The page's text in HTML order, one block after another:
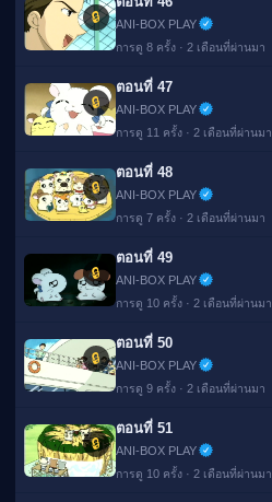
🔒
ANI-BOX PLAY
การดู 8 ครั้ง · 2 เดือนที่ผ่านมา
🔒
ตอนที่ 47
ANI-BOX PLAY
การดู 11 ครั้ง · 2 เดือนที่ผ่านมา
🔒
ตอนที่ 48
ANI-BOX PLAY
การดู 7 ครั้ง · 2 เดือนที่ผ่านมา
🔒
ตอนที่ 49
ANI-BOX PLAY
การดู 10 ครั้ง · 2 เดือนที่ผ่านมา
🔒
ตอนที่ 50
ANI-BOX PLAY
การดู 9 ครั้ง · 2 เดือนที่ผ่านมา
🔒
ตอนที่ 51
ANI-BOX PLAY
การดู 10 ครั้ง · 2 เดือนที่ผ่านมา